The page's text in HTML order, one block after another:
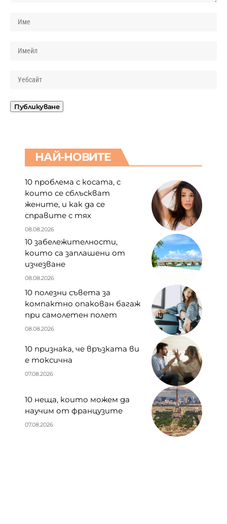
НАЙ-НОВИТЕ
10 проблема с косата, с
които се сблъскват
жените, и как да се
справите с тях
08.08.2026
10 забележителности,
които са заплашени от
изчезване
08.08.2026
10 полезни съвета за
компактно опакован багаж
при самолетен полет
08.08.2026
10 признака, че връзката ви
е токсична
07.08.2026
10 неща, които можем да
научим от французите
07.08.2026